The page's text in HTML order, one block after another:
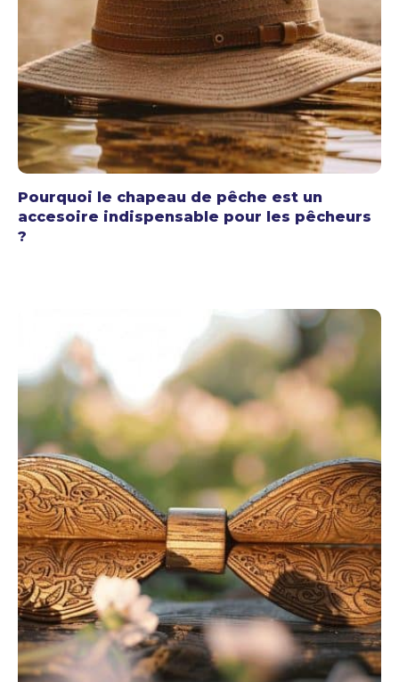
Pourquoi le chapeau de pêche est un
accesoire indispensable pour les pêcheurs
?